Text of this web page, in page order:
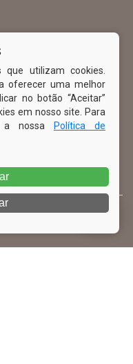
que utilizam cookies.
oferecer uma melhor
no botão “Aceitar”
em nosso site. Para
a nossa
Política de